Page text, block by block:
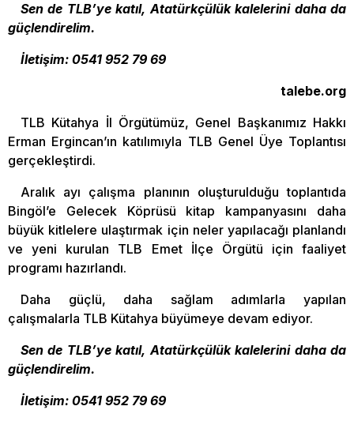
Sen de TLB’ye katıl, Atatürkçülük kalelerini daha da
güçlendirelim.
İletişim: 0541 952 79 69
talebe.org
TLB Kütahya İl Örgütümüz, Genel Başkanımız Hakkı
Erman Ergincan’ın katılımıyla TLB Genel Üye Toplantısı
gerçekleştirdi.
Aralık ayı çalışma planının oluşturulduğu toplantıda
Bingöl’e Gelecek Köprüsü kitap kampanyasını daha
büyük kitlelere ulaştırmak için neler yapılacağı planlandı
ve yeni kurulan TLB Emet İlçe Örgütü için faaliyet
programı hazırlandı.
Daha güçlü, daha sağlam adımlarla yapılan
çalışmalarla TLB Kütahya büyümeye devam ediyor.
Sen de TLB’ye katıl, Atatürkçülük kalelerini daha da
güçlendirelim.
İletişim: 0541 952 79 69